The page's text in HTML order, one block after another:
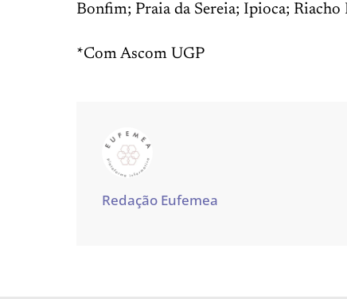
Bonfim; Praia da Sereia; Ipioca; Riacho
*Com Ascom UGP
Redação Eufemea